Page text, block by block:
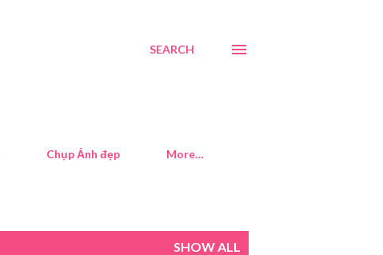
SEARCH
Chụp Ảnh đẹp More…
SHOW ALL